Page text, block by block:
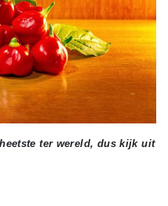
ter wereld, dus kijk uit